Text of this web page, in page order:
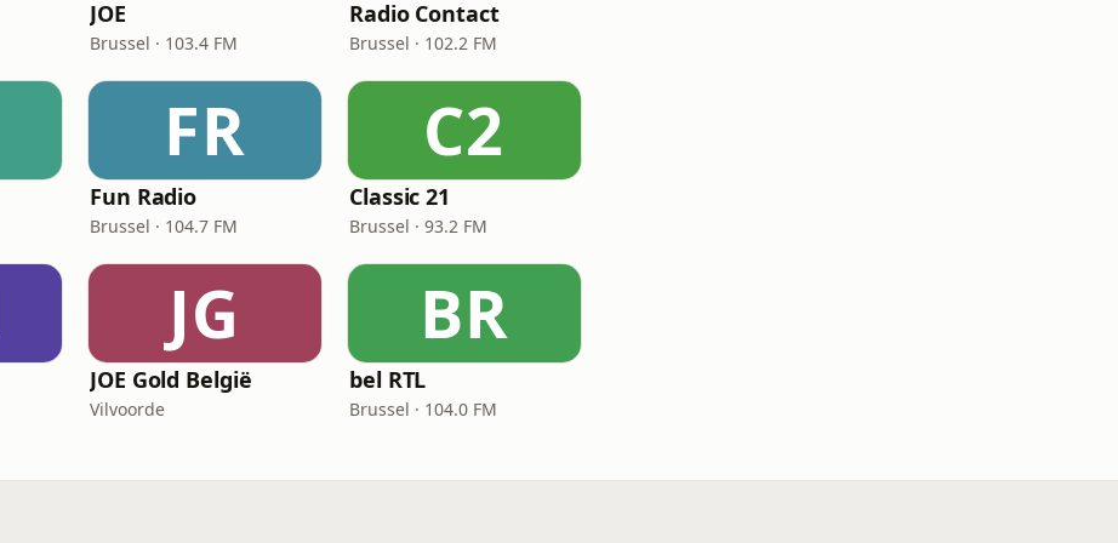
JOE
Brussel · 103.4 FM
Radio Contact
Brussel · 102.2 FM
FR
Fun Radio
Brussel · 104.7 FM
C2
Classic 21
Brussel · 93.2 FM
JG
JOE Gold België
Vilvoorde
BR
bel RTL
Brussel · 104.0 FM